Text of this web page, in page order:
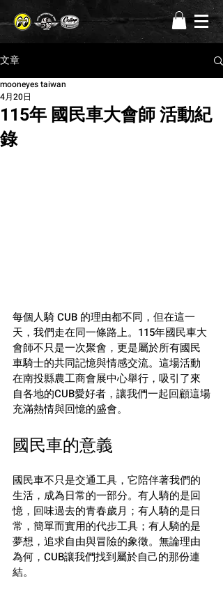
文章
115年 國民車大會師 活動紀
錄
mooneyes taiwan
4月20日
每個人騎 CUB 的理由都不同，但在這一
天，我們走在同一條路上。115年國民車大
會師不只是一次聚會，更是屬於所有國民
車騎士的共同記憶與情感交流。這場活動
在南投縣農工商會展中心舉行，吸引了來
自各地的CUB愛好者，讓我們一起回顧這場
充滿熱情與回憶的盛會。
國民車的意義
國民車不只是交通工具，它陪伴著我們的
生活，成為日常的一部分。有人騎的是回
憶，回味過去的青春歲月；有人騎的是日
常，簡單而實用的代步工具；有人騎的是
夢想，追求自由與冒險的象徵。無論理由
為何，CUB讓我們找到屬於自己的那份連
結。